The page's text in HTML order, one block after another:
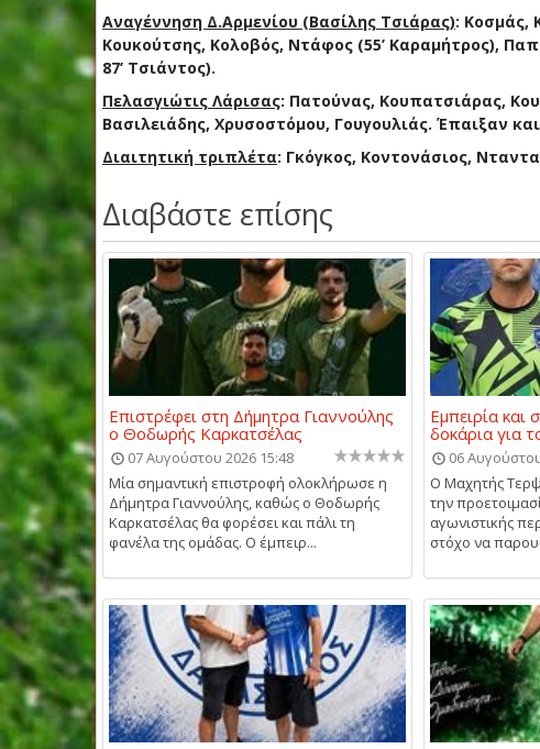
Αναγέννηση Δ.Αρμενίου (Βασίλης Τσιάρας): Κοσμάς,
Κουκούτσης, Κολοβός, Ντάφος (55’ Καραμήτρος),
87’ Τσιάντος).
Πελασγιώτις Λάρισας: Πατούνας, Κουπατσιάρας,
Βασιλειάδης, Χρυσοστόμου, Γουγουλιάς. Έπαιξαν
Διαιτητική τριπλέτα: Γκόγκος, Κοντονάσιος,
Διαβάστε επίσης
Επιστρέφει στη Δήμητρα Γιαννούλης
ο Θοδωρής Καρκατσέλας
07 Αυγούστου 2026 15:48
Μία σημαντική επιστροφή ολοκλήρωσε η
Δήμητρα Γιαννούλης, καθώς ο Θοδωρής
Καρκατσέλας θα φορέσει και πάλι τη
φανέλα της ομάδας. Ο έμπειρ...
Εμπειρία και
δοκάρια για
06
Ο Μαχητής
την
αγωνιστικής
στόχο να